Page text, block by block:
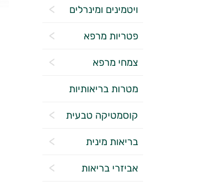
ויטמינים ומינרלים
פטריות מרפא
צמחי מרפא
מטרות בריאותיות
קוסמטיקה טבעית
בריאות מינית
אביזרי בריאות